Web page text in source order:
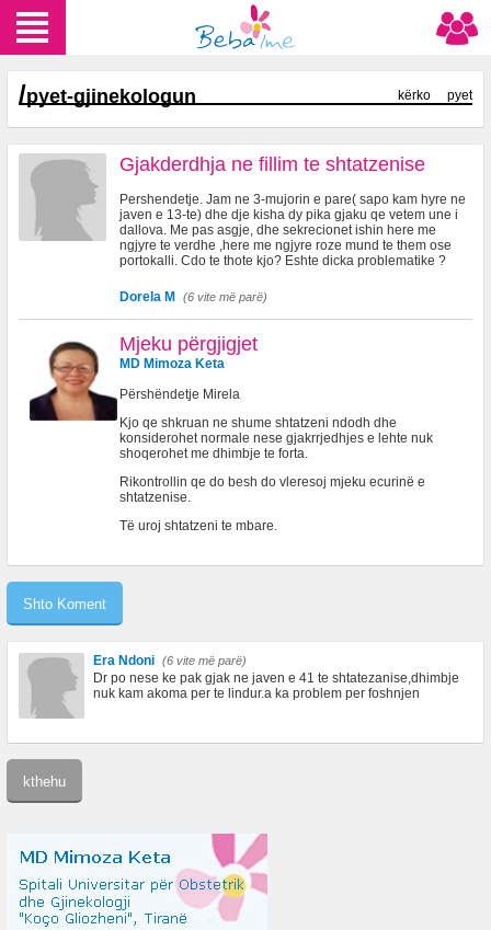
/pyet-gjinekologun kërko pyet
Gjakderdhja ne fillim te shtatzenise
Pershendetje. Jam ne 3-mujorin e pare( sapo kam hyre ne
javen e 13-te) dhe dje kisha dy pika gjaku qe vetem une i
dallova. Me pas asgje, dhe sekrecionet ishin here me
ngjyre te verdhe ,here me ngjyre roze mund te them ose
portokalli. Cdo te thote kjo? Eshte dicka problematike ?
Dorela M (6 vite më parë)
Mjeku përgjigjet
MD Mimoza Keta
Përshëndetje Mirela
Kjo qe shkruan ne shume shtatzeni ndodh dhe
konsiderohet normale nese gjakrrjedhjes e lehte nuk
shoqerohet me dhimbje te forta.
Rikontrollin qe do besh do vleresoj mjeku ecurinë e
shtatzenise.
Të uroj shtatzeni te mbare.
Era Ndoni (6 vite më parë)
Dr po nese ke pak gjak ne javen e 41 te shtatezanise,dhimbje
nuk kam akoma per te lindur.a ka problem per foshnjen